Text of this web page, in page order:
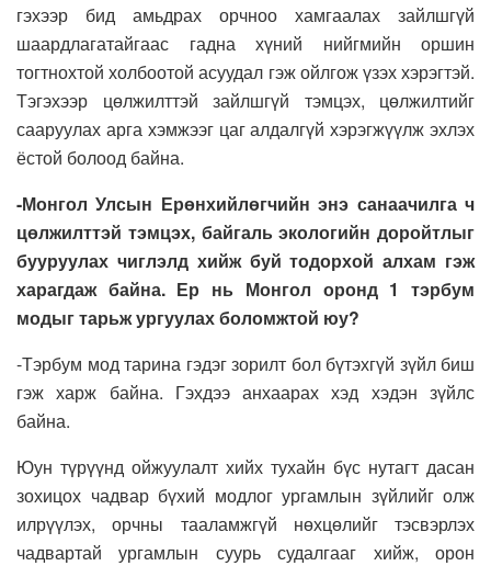
гэхээр бид амьдрах орчноо хамгаалах зайлшгүй
шаардлагатайгаас гадна хүний нийгмийн оршин
тогтнохтой холбоотой асуудал гэж ойлгож үзэх хэрэгтэй.
Тэгэхээр цөлжилттэй зайлшгүй тэмцэх, цөлжилтийг
сааруулах арга хэмжээг цаг алдалгүй хэрэгжүүлж эхлэх
ёстой болоод байна.
-Монгол Улсын Ерөнхийлөгчийн энэ санаачилга ч
цөлжилттэй тэмцэх, байгаль экологийн доройтлыг
бууруулах чиглэлд хийж буй тодорхой алхам гэж
харагдаж байна. Ер нь Монгол оронд 1 тэрбум
модыг тарьж ургуулах боломжтой юу?
-Тэрбум мод тарина гэдэг зорилт бол бүтэхгүй зүйл биш
гэж харж байна. Гэхдээ анхаарах хэд хэдэн зүйлс
байна.
Юун түрүүнд ойжуулалт хийх тухайн бүс нутагт дасан
зохицох чадвар бүхий модлог ургамлын зүйлийг олж
илрүүлэх, орчны тааламжгүй нөхцөлийг тэсвэрлэх
чадвартай ургамлын суурь судалгааг хийж, орон